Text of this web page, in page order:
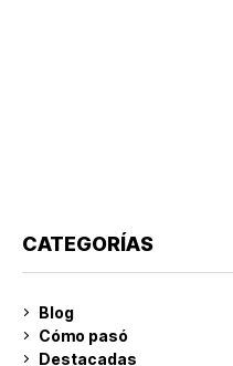
CATEGORÍAS
Blog
Cómo pasó
Destacadas